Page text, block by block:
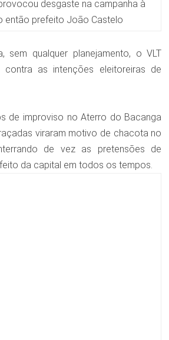
desgaste na campanha à
então prefeito João Castelo
sem qualquer planejamento, o VLT
contra as intenções eleitoreiras de
de improviso no Aterro do Bacanga
viraram motivo de chacota no
de vez as pretensões de
da capital em todos os tempos.